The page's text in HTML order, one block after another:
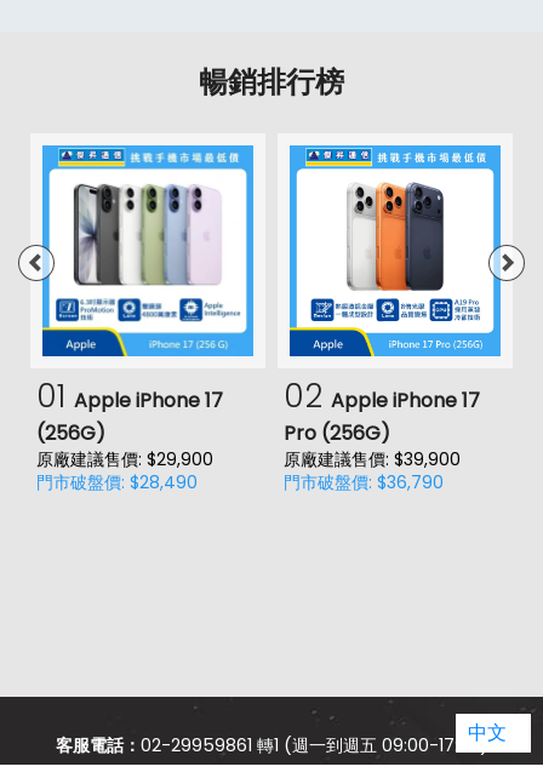
暢銷排行榜
01 Apple iPhone 17
(256G)
原廠建議售價: $29,900
門市破盤價: $28,490
02 Apple iPhone 17
Pro (256G)
原廠建議售價: $39,900
門市破盤價: $36,790
客服電話： 02-29959861 轉1 (週一到週五 09:00-17:00)中文